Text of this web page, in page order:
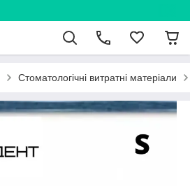
Стоматологічні витратні матеріали